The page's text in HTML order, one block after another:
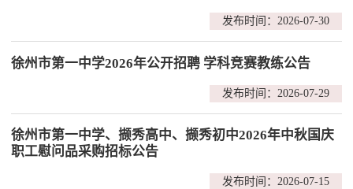
发布时间：2026-07-30
徐州市第一中学2026年公开招聘 学科竞赛教练公告
发布时间：2026-07-29
徐州市第一中学、撷秀高中、撷秀初中2026年中秋国庆
职工慰问品采购招标公告
发布时间：2026-07-15